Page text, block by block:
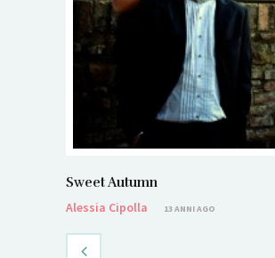
Sweet Autumn
Alessia Cipolla
13 ANNI AGO